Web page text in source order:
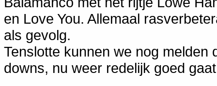
en Love You. Allemaal
als gevolg.
Tenslotte kunnen we nog melden
downs, nu weer redelijk goed